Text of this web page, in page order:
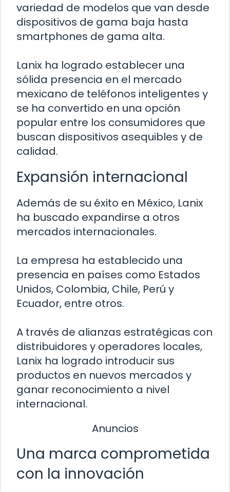
variedad de modelos que van desde
dispositivos de gama baja hasta
smartphones de gama alta.
Lanix ha logrado establecer una
sólida presencia en el mercado
mexicano de teléfonos inteligentes y
se ha convertido en una opción
popular entre los consumidores que
buscan dispositivos asequibles y de
calidad.
Expansión internacional
Además de su éxito en México, Lanix
ha buscado expandirse a otros
mercados internacionales.
La empresa ha establecido una
presencia en países como Estados
Unidos, Colombia, Chile, Perú y
Ecuador, entre otros.
A través de alianzas estratégicas con
distribuidores y operadores locales,
Lanix ha logrado introducir sus
productos en nuevos mercados y
ganar reconocimiento a nivel
internacional.
Anuncios
Una marca comprometida
con la innovación